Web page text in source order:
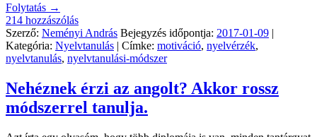
Folytatás →
214 hozzászólás
Szerző: Neményi András Bejegyzés időpontja: 2017-01-09 |
Kategória: Nyelvtanulás | Címke: motiváció, nyelvérzék,
nyelvtanulás, nyelvtanulási-módszer
Nehéznek érzi az angolt? Akkor rossz
módszerrel tanulja.